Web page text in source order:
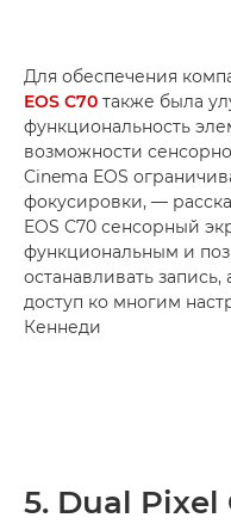
Для обеспечения
EOS C70 также была
функциональность
возможности
Cinema EOS
фокусировки, —
EOS C70 сенсорный
функциональным и
останавливать
доступ ко многим
Кеннеди
5. Dual Pixel